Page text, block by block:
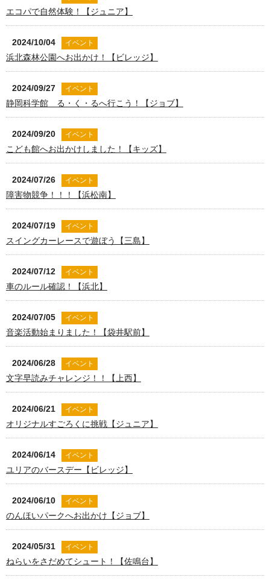
エコパで自然体験！【ジュニア】
2024/10/04 イベント
浜北森林公園へお出かけ！【ビレッジ】
2024/09/27 イベント
静岡科学館 る・く・るへ行こう！【ジョブ】
2024/09/20 イベント
こども館へお出かけしました！【キッズ】
2024/07/26 イベント
障害物競争！！！【浜松南】
2024/07/19 イベント
スイングカーレースで遊ぼう【三島】
2024/07/12 イベント
車のルール確認！【浜北】
2024/07/05 イベント
音楽活動始まりました！【袋井駅前】
2024/06/28 イベント
文字早読みチャレンジ！！【上西】
2024/06/21 イベント
オリジナルすごろくに挑戦【ジュニア】
2024/06/14 イベント
ユリアのバースデー【ビレッジ】
2024/06/10 イベント
のんほいパークへお出かけ【ジョブ】
2024/05/31 イベント
ねらいをさだめてシュート！【佐鳴台】